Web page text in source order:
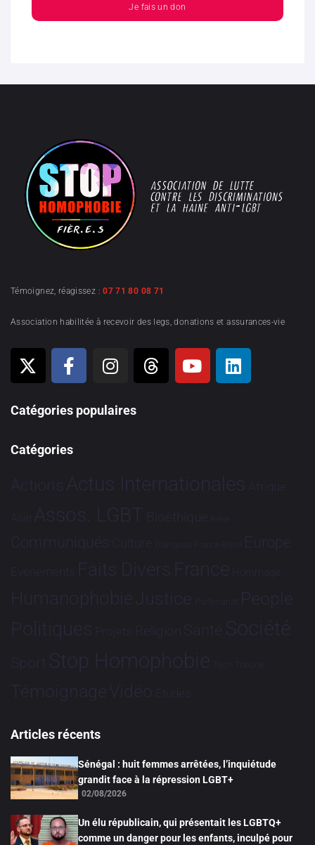
Je fais un don
Témoignez, réagissez :07 71 80 08 71
Association habilitée à recevoir des legs, donations et assurances-vie
Catégories populaires
Catégories
Actions Actus Internationales Afrique
Asie Assos. LGBT Bioéthique Brève
Communiqués Culture Dialogues France-Brésil Europe
Evénements Faits Divers France Hommage
HumanophobieJustice Partenariat People
Politiques Projets Religion Santé Société
Sport Stop Homophobie Tech Tribune
TémoignageVidéo Études
Articles récents
Sénégal : huit femmes arrêtées, l’inquiétude
grandit face à la répression LGBT+
02/08/2026
Un élu républicain, qui présentait les LGBTQ+
comme un danger pour les enfants, inculpé pour